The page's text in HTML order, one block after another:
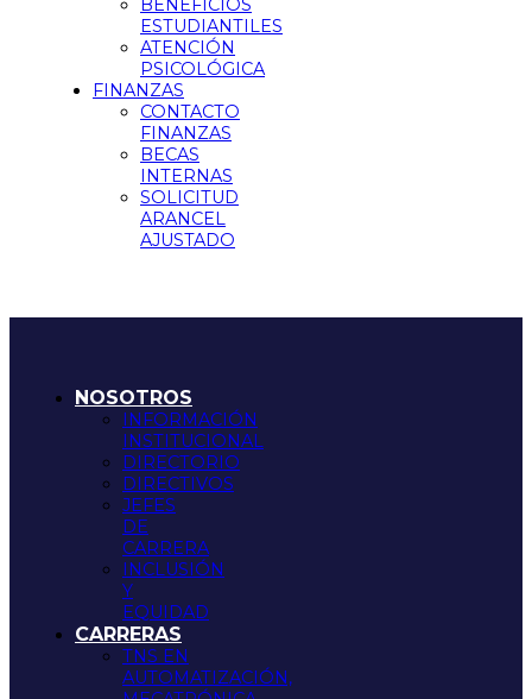
BENEFICIOS
ESTUDIANTILES
ATENCIÓN
PSICOLÓGICA
FINANZAS
CONTACTO
FINANZAS
BECAS
INTERNAS
SOLICITUD
ARANCEL
AJUSTADO
NOSOTROS
INFORMACIÓN
INSTITUCIONAL
DIRECTORIO
DIRECTIVOS
JEFES
DE
CARRERA
INCLUSIÓN
Y
EQUIDAD
CARRERAS
TNS EN
AUTOMATIZACIÓN,